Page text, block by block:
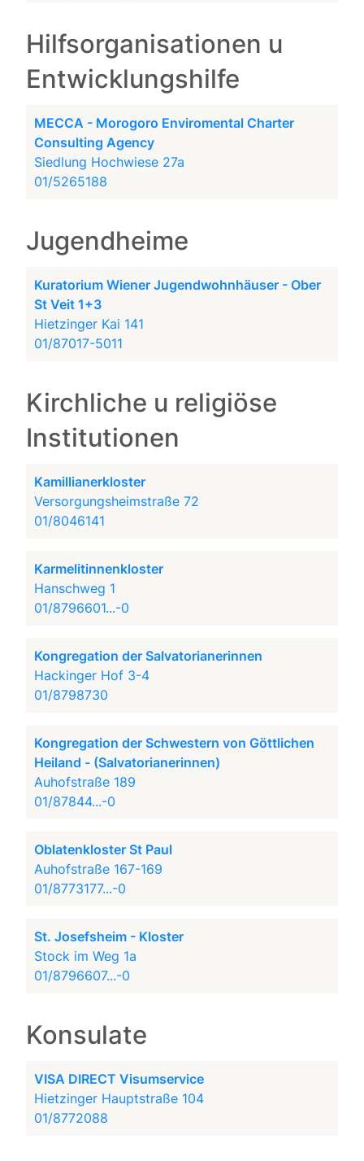
Hilfsorganisationen u
Entwicklungshilfe
MECCA - Morogoro Enviromental Charter
Consulting Agency
Siedlung Hochwiese 27a
01/5265188
Jugendheime
Kuratorium Wiener Jugendwohnhäuser - Ober
St Veit 1+3
Hietzinger Kai 141
01/87017-5011
Kirchliche u religiöse
Institutionen
Kamillianerkloster
Versorgungsheimstraße 72
01/8046141
Karmelitinnenkloster
Hanschweg 1
01/8796601...-0
Kongregation der Salvatorianerinnen
Hackinger Hof 3-4
01/8798730
Kongregation der Schwestern von Göttlichen
Heiland - (Salvatorianerinnen)
Auhofstraße 189
01/87844...-0
Oblatenkloster St Paul
Auhofstraße 167-169
01/8773177...-0
St. Josefsheim - Kloster
Stock im Weg 1a
01/8796607...-0
Konsulate
VISA DIRECT Visumservice
Hietzinger Hauptstraße 104
01/8772088